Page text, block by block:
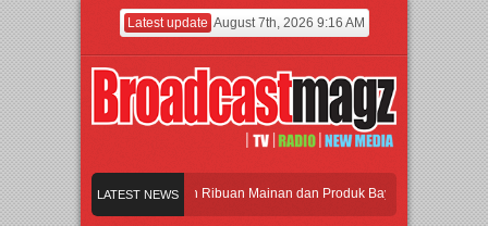
Latest update August 7th, 2026 9:16 AM
LATEST NEWS
Jakarta dengan Ribuan Mainan dan Produk Bayi dari Seluruh Dunia,